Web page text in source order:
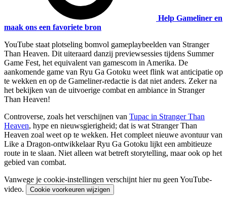
Help Gameliner en
maak ons een favoriete bron
YouTube staat plotseling bomvol gameplaybeelden van Stranger
Than Heaven. Dit uiteraard danzij previewsessies tijdens Summer
Game Fest, het equivalent van gamescom in Amerika. De
aankomende game van Ryu Ga Gotoku weet flink wat anticipatie op
te wekken en op de Gameliner-redactie is dat niet anders. Zeker na
het bekijken van de uitvoerige combat en ambiance in Stranger
Than Heaven!
Controverse, zoals het verschijnen van Tupac in Stranger Than
Heaven, hype en nieuwsgierigheid; dat is wat Stranger Than
Heaven zoal weet op te wekken. Het compleet nieuwe avontuur van
Like a Dragon-ontwikkelaar Ryu Ga Gotoku lijkt een ambitieuze
route in te slaan. Niet alleen wat betreft storytelling, maar ook op het
gebied van combat.
Vanwege je cookie-instellingen verschijnt hier nu geen YouTube-
video.
Cookie voorkeuren wijzigen